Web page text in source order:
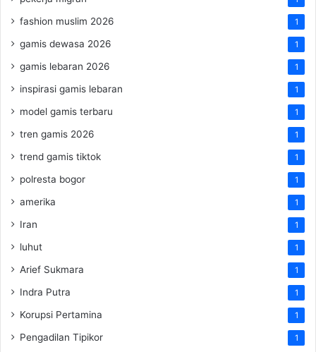
fashion muslim 2026 1
gamis dewasa 2026 1
gamis lebaran 2026 1
inspirasi gamis lebaran 1
model gamis terbaru 1
tren gamis 2026 1
trend gamis tiktok 1
polresta bogor 1
amerika 1
Iran 1
luhut 1
Arief Sukmara 1
Indra Putra 1
Korupsi Pertamina 1
Pengadilan Tipikor 1